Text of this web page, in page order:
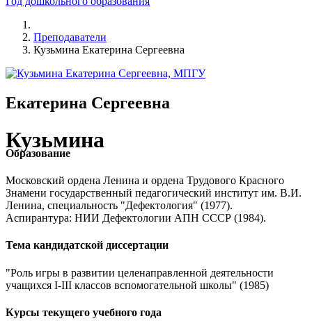
Преподаватели
Кузьмина Екатерина Сергеевна
Екатерина Сергеевна
Кузьмина
Образование
Московский ордена Ленина и ордена Трудового Красного
Знамени государственный педагогический институт им. В.И.
Ленина, специальность "Дефектология" (1977).
Аспирантура: НИИ Дефектологии АПН СССР (1984).
Тема кандидатской диссертации
"Роль игры в развитии целенаправленной деятельности
учащихся I-III классов вспомогательной школы" (1985)
Курсы текущего учебного года